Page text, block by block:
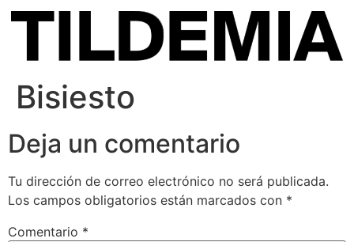
Bisiesto
Deja un comentario
Tu dirección de correo electrónico no será publicada.
Los campos obligatorios están marcados con *
Comentario *